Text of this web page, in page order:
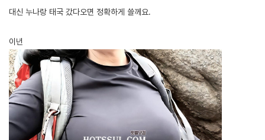
대신 누나랑 태국 갔다오면 정확하게 쓸께요.
이년